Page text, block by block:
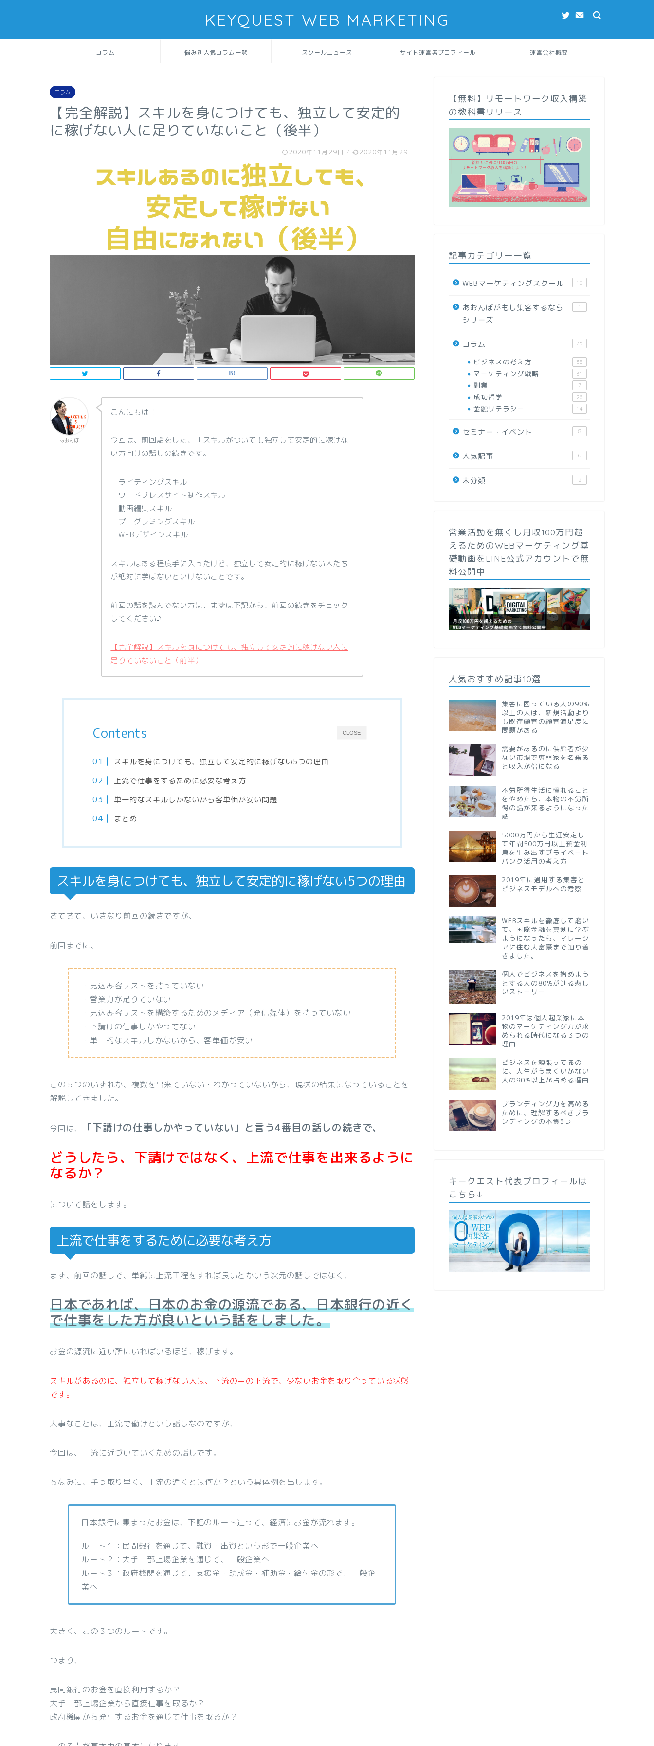
KEYQUEST WEB MARKETING
コラム 悩み別人気コラム一覧 スクールニュース サイト運営者プロフィール 運営会社概要
コラム
【完全解説】スキルを身につけても、独立して安定的
に稼げない人に足りていないこと（後半）
2020年11月29日 / 2020年11月29日
あおんぼ
こんにちは！
今回は、前回話をした、「スキルがついても独立して安定的に稼げな
い方向けの話しの続きです。
・ライティングスキル
・ワードプレスサイト制作スキル
・動画編集スキル
・プログラミングスキル
・WEBデザインスキル
スキルはある程度手に入ったけど、独立して安定的に稼げない人たち
が絶対に学ばないといけないことです。
前回の話を読んでない方は、まずは下記から、前回の続きをチェック
してください♪
【完全解説】スキルを身につけても、独立して安定的に稼げない人に
足りていないこと（前半）
CLOSE
Contents
スキルを身につけても、独立して安定的に稼げない5つの理由
上流で仕事をするために必要な考え方
単一的なスキルしかないから客単価が安い問題
まとめ
スキルを身につけても、独立して安定的に稼げない5つの理由
さてさて、いきなり前回の続きですが、
前回までに、
・見込み客リストを持っていない
・営業力が足りていない
・見込み客リストを構築するためのメディア（発信媒体）を持っていない
・下請けの仕事しかやってない
・単一的なスキルしかないから、客単価が安い
この５つのいずれか、複数を出来ていない・わかっていないから、現状の結果になっていることを
解説してきました。
今回は、 「下請けの仕事しかやっていない」と言う4番目の話しの続きで、
どうしたら、下請けではなく、上流で仕事を出来るように
なるか？
について話をします。
上流で仕事をするために必要な考え方
まず、前回の話しで、単純に上流工程をすれば良いとかいう次元の話しではなく、
日本であれば、日本のお金の源流である、日本銀行の近く
で仕事をした方が良いという話をしました。
お金の源流に近い所にいればいるほど、稼げます。
スキルがあるのに、独立して稼げない人は、下流の中の下流で、少ないお金を取り合っている状態
です。
大事なことは、上流で働けという話しなのですが、
今回は、上流に近づいていくための話しです。
ちなみに、手っ取り早く、上流の近くとは何か？という具体例を出します。
日本銀行に集まったお金は、下記のルート辿って、経済にお金が流れます。
ルート１：民間銀行を通じて、融資・出資という形で一般企業へ
ルート２：大手一部上場企業を通じて、一般企業へ
ルート３：政府機関を通じて、支援金・助成金・補助金・給付金の形で、一般企
業へ
大きく、この３つのルートです。
つまり、
民間銀行のお金を直接利用するか？
大手一部上場企業から直接仕事を取るか？
政府機関から発生するお金を通じて仕事を取るか？
【無料】リモートワーク収入構築
の教科書リリース
記事カテゴリー一覧
WEBマーケティングスクール 10
あおんぼがもし集客するなら
シリーズ
1
コラム 75
ビジネスの考え方 38
マーケティング戦略 31
副業 7
成功哲学 26
金融リテラシー 14
セミナー・イベント 8
人気記事 6
未分類 2
営業活動を無くし月収100万円超
えるためのWEBマーケティング基
礎動画をLINE公式アカウントで無
料公開中
人気おすすめ記事10選
集客に困っている人の90%
以上の人は、新規活動より
も既存顧客の顧客満足度に
問題がある
需要があるのに供給者が少
ない市場で専門家を名乗る
と収入が倍になる
不労所得生活に憧れること
をやめたら、本物の不労所
得の話が来るようになった
話
5000万円から生涯安定し
て年間500万円以上預金利
息を生み出すプライベート
バンク活用の考え方
2019年に通用する集客と
ビジネスモデルへの考察
WEBスキルを徹底して磨い
て、国際金融を真剣に学ぶ
ようになったら、マレーシ
アに住む大富豪まで辿り着
きました。
個人でビジネスを始めよう
とする人の80%が辿る悲し
いストーリー
2019年は個人起業家に本
物のマーケティング力が求
められる時代になる３つの
理由
ビジネスを頑張ってるの
に、人生がうまくいかない
人の90%以上が占める理由
ブランディング力を高める
ために、理解するべきブラ
ンディングの本質3つ
キークエスト代表プロフィールは
こちら↓